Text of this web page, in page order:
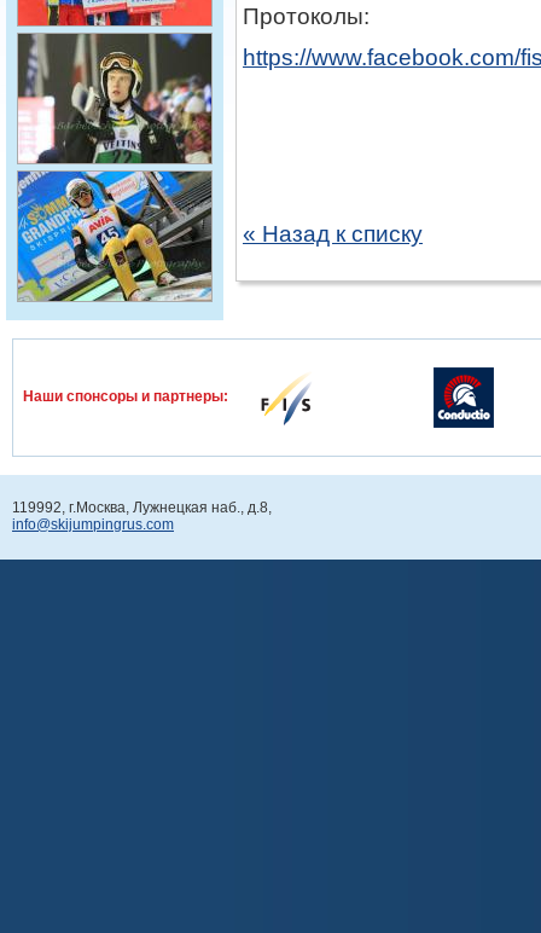
Протоколы:
https://www.facebook.com/
« Назад к списку
Наши спонcоры и партнеры:
119992, г.Москва, Лужнецкая наб., д.8,
info@skijumpingrus.com